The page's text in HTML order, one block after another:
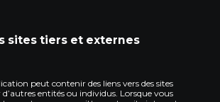
sites tiers et externes
peut contenir des liens vers des sites
entités ou individus. Lorsque vous